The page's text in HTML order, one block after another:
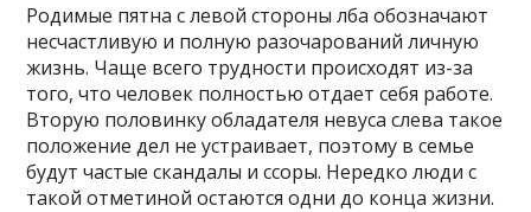
Родимые пятна с левой стороны лба обозначают
несчастливую и полную разочарований личную
жизнь. Чаще всего трудности происходят из-за
того, что человек полностью отдает себя работе.
Вторую половинку обладателя невуса слева такое
положение дел не устраивает, поэтому в семье
будут частые скандалы и ссоры. Нередко люди с
такой отметиной остаются одни до конца жизни.